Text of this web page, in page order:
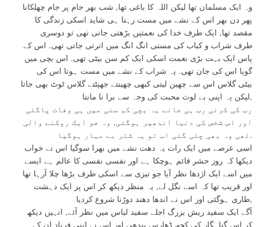
وہ ایک مسلمان تھا لیکن اللہ کا باغی تھا, شب بھر جام پر جام چھلکانا
پھر دن بھر اس کے نشے میں مست رہنا ہی شاید اسکی زندگی کا
مقصد تھا, ایک طرف خدا کی نعمتیں بڑھتی جاتی تھی تو دوسری
طرف شراب و کباب کی مستی انگ انگ میں اترتی جاتی تھی. اس کے
پاس ایک بہت بڑی نعمت اسکی ایک کم سن بیٹی تھی. اس بچی میں
گویا اس کی جان تھی. یہ شراب کے نشے میں مست ہوتا اس کی
بیٹی گلاس اس سے چھین لیتی کبھی چھینتے جھپٹتے گلاس ٹوٹ بھی جاتا
لیکن یہ اپنی بے لوث محبت کی وجہ سے برا نا مانتا,
رب کی کرنی رب ہی جانے یہ بچی کم سنی میں ہی وفات پاگئی
اور اس شخص کی دنیا اندھیر ہوگئی, وہ جو ایک روکنے والی
تھی وہ بھی چلی گئی اب تو یہ شتر بے مہار ہوگیا.
اسی عرصے میں ایک رات یہ دھت نشے میں بھرا سوگیا اس نے خواب
دیکھا کہ روز حشر قائم ہوچکا ہے اور نفسی نفسی کا عالم ہے ایسے
میں اسے ایک اژدھا نظر آیا جو تیزی سے اسکی طرف بڑھا چلا آرہا تھا
اور قریب تھا کہ اسے نگل لے, یہ منظر دیکھ کر اس پر ایک دہشت
طاری ہوگئی اور اس نے اندھا دھند دوڑنا شروع کردیا,
آگے ایک سفید ریش بزرگ اجلے سفید لباس میں نظر آئے, انہیں دیکھ
کر اس گناہگار کی کچھ ڈھارس بندھی اور اس نے اپنی فریاد ان کے